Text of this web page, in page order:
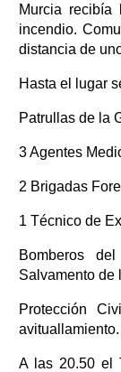
Murcia
incendio.
distancia de
Hasta el lugar
Patrullas de la
3 Agentes
2 Brigadas
1 Técnico de
Bomberos
Salvamento de
Protección
avituallamiento.
A las 20.50 el